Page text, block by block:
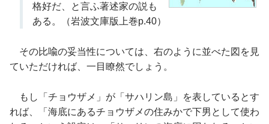
格好だ、と言ふ著述家の説も
ある。（岩波文庫版上巻p.40）
その比喩の妥当性については、右のように並べた図を見
ていただければ、一目瞭然でしょう。
もし「チョウザメ」が「サハリン島」を表しているとす
れば、「海底にあるチョウザメの住みかで下男として使わ